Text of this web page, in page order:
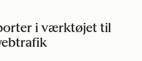
i værktøjet til